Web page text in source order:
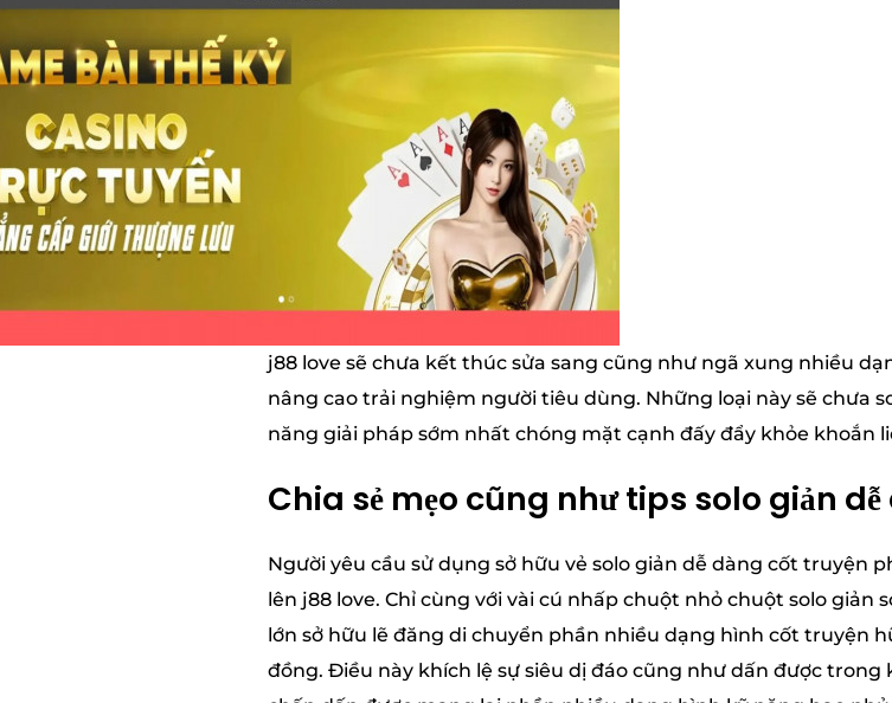
j88 love sẽ chưa kết thúc sửa sang cũng như ngã xung nhiều
nâng cao trải nghiệm người tiêu dùng. Những loại này sẽ chưa
năng giải pháp sớm nhất chóng mặt cạnh đấy đẩy khỏe khoắn
Chia sẻ mẹo cũng như tips solo giản
Người yêu cầu sử dụng sở hữu vẻ solo giản dễ dàng cốt truyện
lên j88 love. Chỉ cùng với vài cú nhấp chuột nhỏ chuột solo giản
lớn sở hữu lẽ đăng di chuyển phần nhiều dạng hình cốt truyện
đồng. Điều này khích lệ sự siêu dị đáo cũng như dấn được